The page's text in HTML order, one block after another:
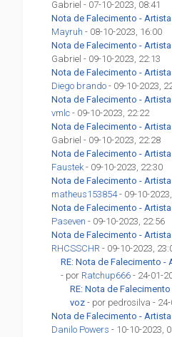
Gabriel - 07-10-2023, 08:41
Nota de Falecimento -
Mayruh - 08-10-2023, 16:00
Nota de Falecimento -
Gabriel - 09-10-2023, 22:13
Nota de Falecimento -
Diego brando - 09-10-2023,
Nota de Falecimento -
vmlc - 09-10-2023, 22:22
Nota de Falecimento -
Gabriel - 09-10-2023, 22:28
Nota de Falecimento -
Faustek- 09-10-2023, 22:30
Nota de Falecimento -
matheus153854- 09-10-
Nota de Falecimento -
Paseven - 09-10-2023, 22:56
Nota de Falecimento -
RHCSSCHR - 09-10-2023,
RE: Nota de Falecimento
- por Ratchup666 - 24-01-
RE: Nota de
voz - por pedrosilva -
Nota de Falecimento -
Danilo Powers - 10-10-2023,